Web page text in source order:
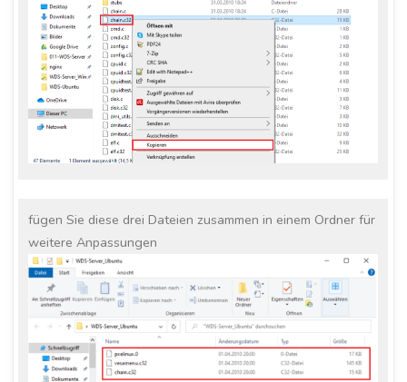
fügen Sie diese drei Dateien zusammen in einem Ordner für
weitere Anpassungen